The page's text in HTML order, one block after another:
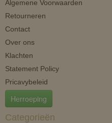
Algemene Voorwaarden
Retourneren
Contact
Over ons
Klachten
Statement Policy
Pricavybeleid
Herroeping
Categorieën